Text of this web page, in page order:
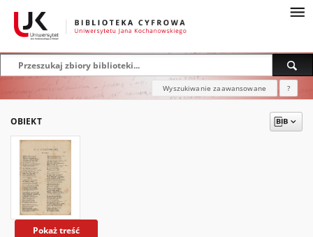
Wyszukiwanie zaawansowane ?
OBIEKT
Pokaż treść